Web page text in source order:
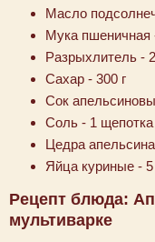
Масло
Мука пшеничная
Разрыхлитель -
Сахар - 300 г
Сок
Соль - 1 щепотка
Цедра
Яйца куриные -
Рецепт блюда:
мультиварке